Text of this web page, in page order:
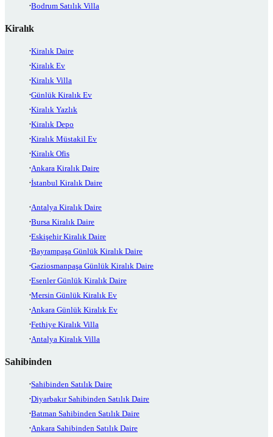
Bodrum Satılık Villa
Kiralık
Kiralık Daire
Kiralık Ev
Kiralık Villa
Günlük Kiralık Ev
Kiralık Yazlık
Kiralık Depo
Kiralık Müstakil Ev
Kiralık Ofis
Ankara Kiralık Daire
İstanbul Kiralık Daire
Antalya Kiralık Daire
Bursa Kiralık Daire
Eskişehir Kiralık Daire
Bayrampaşa Günlük Kiralık Daire
Gaziosmanpaşa Günlük Kiralık Daire
Esenler Günlük Kiralık Daire
Mersin Günlük Kiralık Ev
Ankara Günlük Kiralık Ev
Fethiye Kiralık Villa
Antalya Kiralık Villa
Sahibinden
Sahibinden Satılık Daire
Diyarbakır Sahibinden Satılık Daire
Batman Sahibinden Satılık Daire
Ankara Sahibinden Satılık Daire